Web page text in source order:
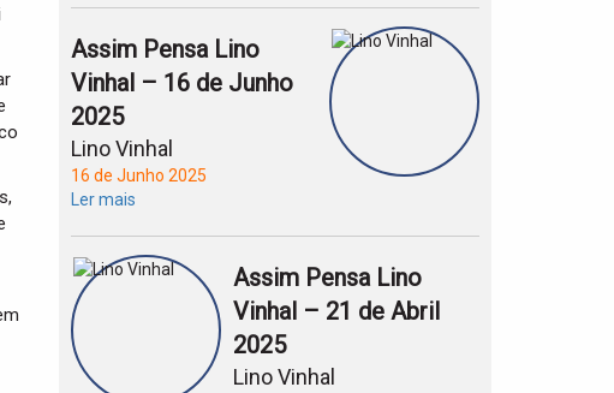
Assim Pensa Lino
Vinhal – 16 de Junho
2025
Lino Vinhal
16 de Junho 2025
Ler mais
Assim Pensa Lino
Vinhal – 21 de Abril
2025
Lino Vinhal